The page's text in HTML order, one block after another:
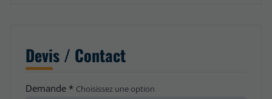
Devis / Contact
Demande * Choisissez une option